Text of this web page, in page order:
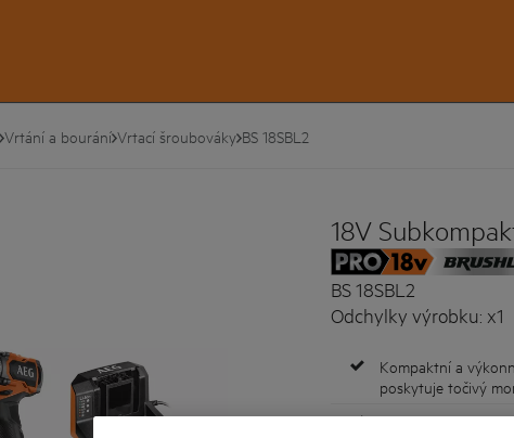
Vrtání a bourání Vrtací šroubováky BS 18SBL2
18V
BS 18SBL2
Odchylky výrobku: x1
Kompaktní a
poskytuje točivý
Speciální